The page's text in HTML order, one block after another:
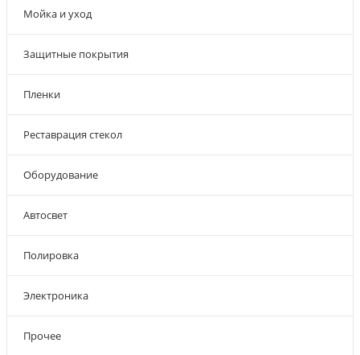
Мойка и уход
Защитные покрытия
Пленки
Реставрация стекол
Оборудование
Автосвет
Полировка
Электроника
Прочее